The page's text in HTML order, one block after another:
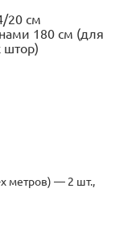
20 см
180 см (для
штор)
метров) — 2 шт.,